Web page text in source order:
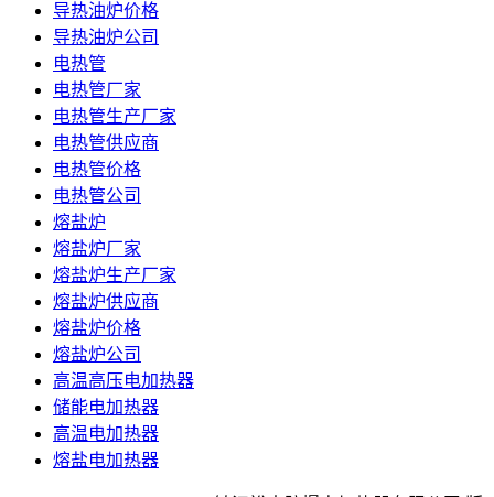
导热油炉价格
导热油炉公司
电热管
电热管厂家
电热管生产厂家
电热管供应商
电热管价格
电热管公司
熔盐炉
熔盐炉厂家
熔盐炉生产厂家
熔盐炉供应商
熔盐炉价格
熔盐炉公司
高温高压电加热器
储能电加热器
高温电加热器
熔盐电加热器